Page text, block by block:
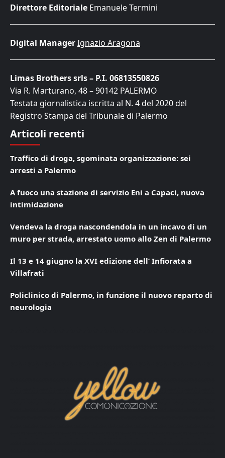
Direttore Editoriale Emanuele Termini
Digital ManagerIgnazio Aragona
Limas Brothers srls – P.I. 06813550826
Via R. Marturano, 48 – 90142 PALERMO
Testata giornalistica iscritta al N. 4 del 2020 del
Registro Stampa del Tribunale di Palermo
Articoli recenti
Traffico di droga, sgominata organizzazione: sei
arresti a Palermo
A fuoco una stazione di servizio Eni a Capaci, nuova
intimidazione
Vendeva la droga nascondendola in un incavo di un
muro per strada, arrestato uomo allo Zen di Palermo
Il 13 e 14 giugno la XVI edizione dell’ Infiorata a
Villafrati
Policlinico di Palermo, in funzione il nuovo reparto di
neurologia